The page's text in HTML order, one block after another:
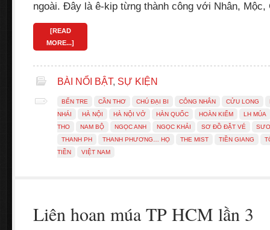
ngoài. Đây là ê-kip từng thành công với Nhân,
[READ
MORE...]
BÀI NỔI BẬT, SỰ KIỆN
BẾN TRE CẦN THƠ CHÚ ĐẠI BI CÔNG NHÂN CỬU LONG
NHÁI
HÀ NỘI HÀ NỘI VỞ HÀN QUỐC HOÀN KIẾM
LH MÚA
THO
NAM BỘ NGỌC ANH NGỌC KHẢI SƠ ĐỒ ĐẶT VÉ
THANH PH
THANH PHƯƠNG… HỌ THE MIST TIỀN GIANG
TIỀN
VIỆT NAM
Liên hoan múa TP HCM lần 3